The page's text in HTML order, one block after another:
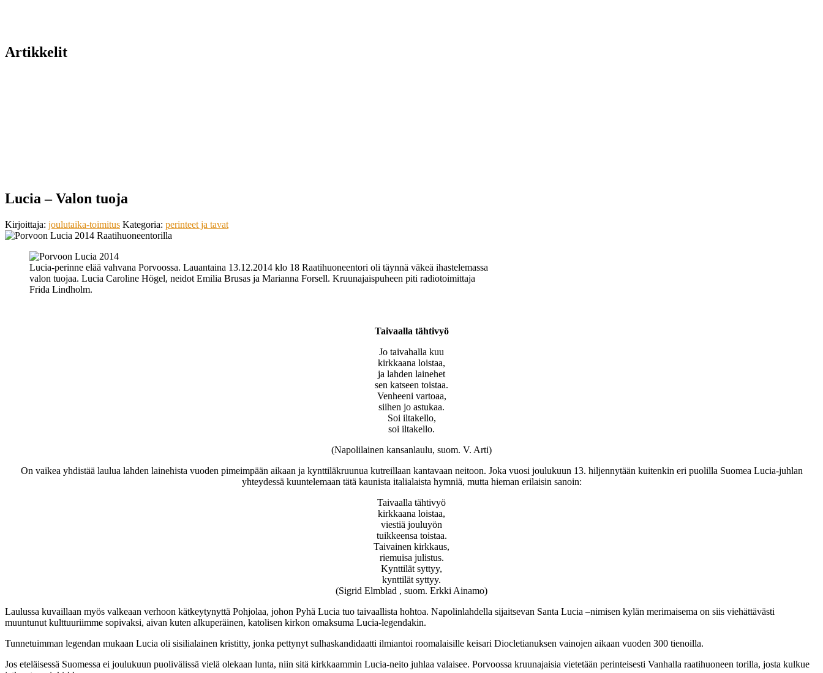
Artikkelit
Lucia – Valon tuoja
Kirjoittaja: joulutaika-toimitus Kategoria: perinteet ja tavat
Lucia-perinne elää vahvana Porvoossa. Lauantaina 13.12.2014 klo 18 Raatihuoneentori oli täynnä väkeä ihastelemassa
valon tuojaa. Lucia Caroline Högel, neidot Emilia Brusas ja Marianna Forsell. Kruunajaispuheen piti radiotoimittaja
Frida Lindholm.
Taivaalla tähtivyö
Jo taivahalla kuu
kirkkaana loistaa,
ja lahden lainehet
sen katseen toistaa.
Venheeni vartoaa,
siihen jo astukaa.
Soi iltakello,
soi iltakello.
(Napolilainen kansanlaulu, suom. V. Arti)
On vaikea yhdistää laulua lahden lainehista vuoden pimeimpään aikaan ja kynttiläkruunua kutreillaan kantavaan neitoon. Joka vuosi joulukuun 13. hiljennytään kuitenkin eri puolilla Suomea Lucia-juhlan
yhteydessä kuuntelemaan tätä kaunista italialaista hymniä, mutta hieman erilaisin sanoin:
Taivaalla tähtivyö
kirkkaana loistaa,
viestiä jouluyön
tuikkeensa toistaa.
Taivainen kirkkaus,
riemuisa julistus.
Kynttilät syttyy,
kynttilät syttyy.
(Sigrid Elmblad , suom. Erkki Ainamo)
Laulussa kuvaillaan myös valkeaan verhoon kätkeytynyttä Pohjolaa, johon Pyhä Lucia tuo taivaallista hohtoa. Napolinlahdella sijaitsevan Santa Lucia –nimisen kylän merimaisema on siis viehättävästi
muuntunut kulttuuriimme sopivaksi, aivan kuten alkuperäinen, katolisen kirkon omaksuma Lucia-legendakin.
Tunnetuimman legendan mukaan Lucia oli sisilialainen kristitty, jonka pettynyt sulhaskandidaatti ilmiantoi roomalaisille keisari Diocletianuksen vainojen aikaan vuoden 300 tienoilla.
Jos eteläisessä Suomessa ei joulukuun puolivälissä vielä olekaan lunta, niin sitä kirkkaammin Lucia-neito juhlaa valaisee. Porvoossa kruunajaisia vietetään perinteisesti Vanhalla raatihuoneen torilla, josta kulkue